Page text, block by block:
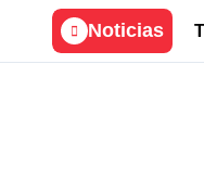
content
Noticias